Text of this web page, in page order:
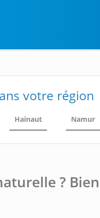
votre région
Hainaut Namur
?